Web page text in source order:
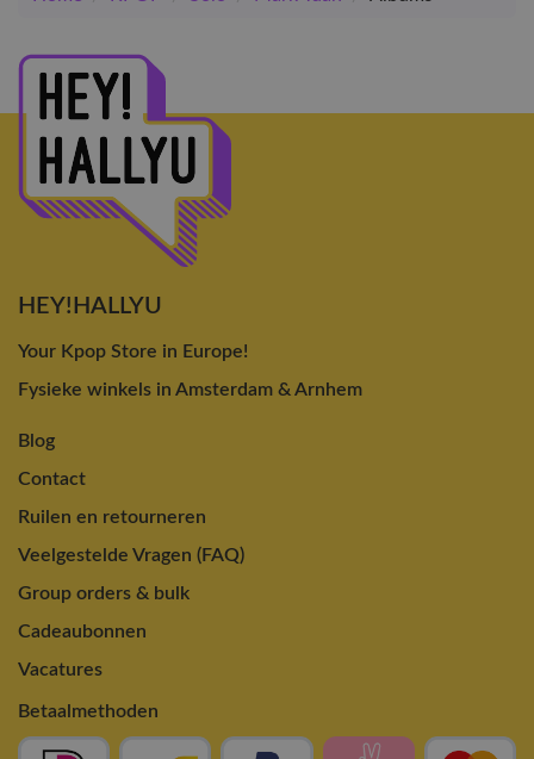
HEY!HALLYU
Your Kpop Store in Europe!
Fysieke winkels in Amsterdam & Arnhem
Blog
Contact
Ruilen en retourneren
Veelgestelde Vragen (FAQ)
Group orders & bulk
Cadeaubonnen
Vacatures
Betaalmethoden